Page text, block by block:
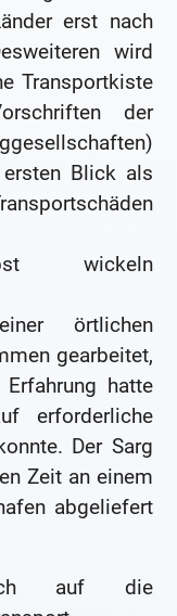
erst nach
wird
Transportkiste
der
Blick als
wickeln
örtlichen
gearbeitet,
hatte
erforderliche
Der Sarg
Zeit an einem
abgeliefert
auf die